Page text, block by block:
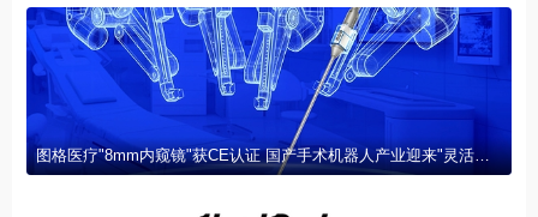
图格医疗"8mm内窥镜"获CE认证 国产手术机器人产业迎来"灵活之眼"